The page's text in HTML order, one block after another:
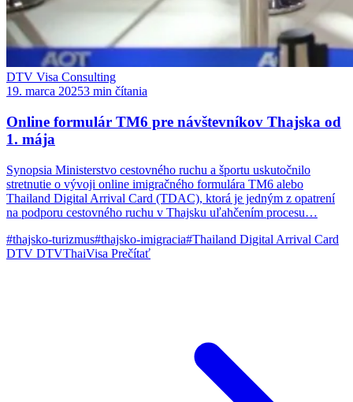
DTV Visa Consulting
19. marca 20253 min čítania
Online formulár TM6 pre návštevníkov Thajska od
1. mája
Synopsia Ministerstvo cestovného ruchu a športu uskutočnilo
stretnutie o vývoji online imigračného formulára TM6 alebo
Thailand Digital Arrival Card (TDAC), ktorá je jedným z opatrení
na podporu cestovného ruchu v Thajsku uľahčením procesu…
#thajsko-turizmus#thajsko-imigracia#Thailand Digital Arrival Card
DTV DTVThaiVisa Prečítať